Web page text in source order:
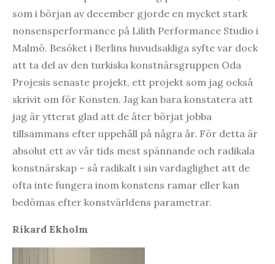
som i början av december gjorde en mycket stark
nonsensperformance på Lilith Performance Studio i
Malmö. Besöket i Berlins huvudsakliga syfte var dock
att ta del av den turkiska konstnärsgruppen Oda
Projesis senaste projekt, ett projekt som jag också
skrivit om för Konsten. Jag kan bara konstatera att
jag är ytterst glad att de åter börjat jobba
tillsammans efter uppehåll på några år. För detta är
absolut ett av vår tids mest spännande och radikala
konstnärskap – så radikalt i sin vardaglighet att de
ofta inte fungera inom konstens ramar eller kan
bedömas efter konstvärldens parametrar.
Rikard Ekholm